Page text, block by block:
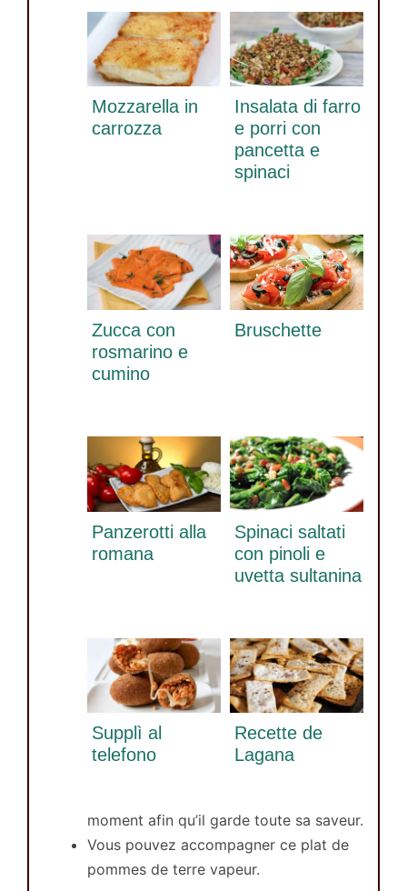
Mozzarella in
carrozza
Insalata di farro
e porri con
pancetta e
spinaci
Zucca con
rosmarino e
cumino
Bruschette
Panzerotti alla
romana
Spinaci saltati
con pinoli e
uvetta sultanina
Supplì al
telefono
Recette de
Lagana
moment afin qu’il garde toute sa saveur.
Vous pouvez accompagner ce plat de
pommes de terre vapeur.